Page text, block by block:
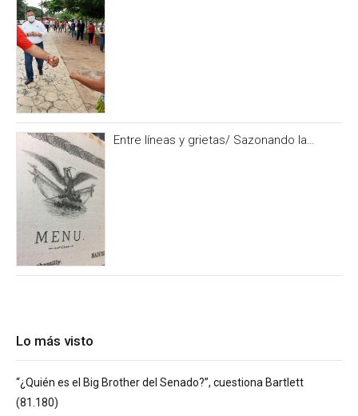
Entre líneas y grietas/ Sazonando la
Lo más visto
“¿Quién es el Big Brother del Senado?”, cuestiona Bartlett
(81.180)